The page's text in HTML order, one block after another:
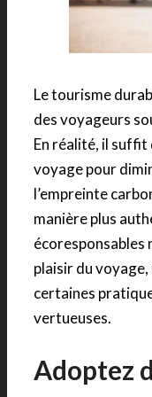
Le tourisme
des voyageurs
En réalité, il suffit
voyage pour
l’empreinte
manière plus
écoresponsables
plaisir du
certaines
vertueuses.
Adoptez